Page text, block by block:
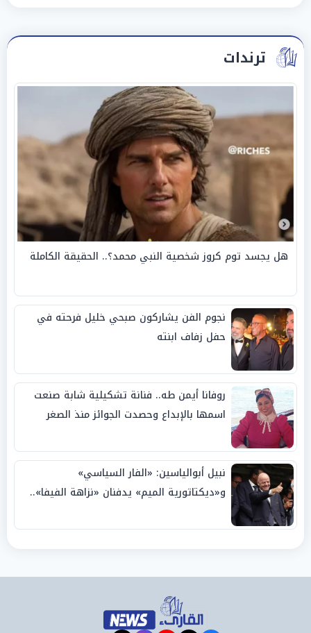
ترندات
هل يجسد توم كروز شخصية النبي محمد؟.. الحقيقة الكاملة
نجوم الفن يشاركون صبحي خليل فرحته في
حفل زفاف ابنته
روفانا أيمن طه.. فنانة تشكيلية شابة صنعت
اسمها بالإبداع وحصدت الجوائز منذ الصغر
نبيل أبوالياسين: «الفار السياسي»
و«ديكتاتورية الميم» يدفنان «نزاهة الفيفا»..